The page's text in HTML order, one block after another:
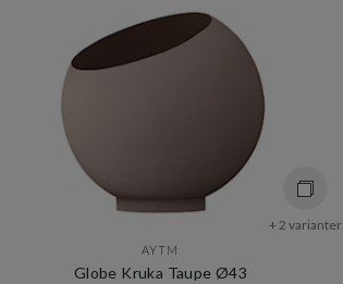
+ 2 varianter
AYTM
Globe Kruka Taupe Ø43